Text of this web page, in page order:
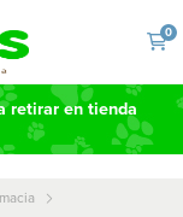
0
retirar en tienda